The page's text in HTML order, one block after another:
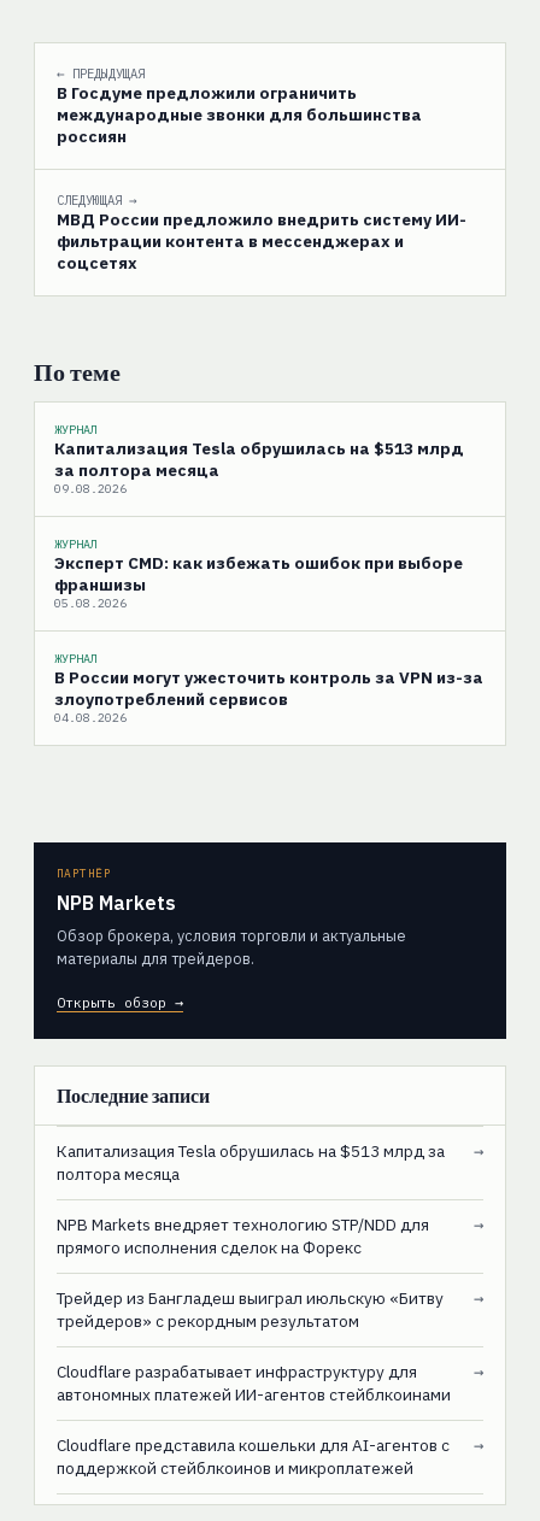
← ПРЕДЫДУЩАЯ
В Госдуме предложили ограничить
международные звонки для большинства
россиян
СЛЕДУЮЩАЯ →
МВД России предложило внедрить систему ИИ-
фильтрации контента в мессенджерах и
соцсетях
По теме
ЖУРНАЛ
Капитализация Tesla обрушилась на $513 млрд
за полтора месяца
09.08.2026
ЖУРНАЛ
Эксперт CMD: как избежать ошибок при выборе
франшизы
05.08.2026
ЖУРНАЛ
В России могут ужесточить контроль за VPN из-за
злоупотреблений сервисов
04.08.2026
ПАРТНЁР
NPB Markets
Обзор брокера, условия торговли и актуальные
материалы для трейдеров.
Открыть обзор →
Последние записи
Капитализация Tesla обрушилась на $513 млрд за
полтора месяца
→
NPB Markets внедряет технологию STP/NDD для
прямого исполнения сделок на Форекс
→
Трейдер из Бангладеш выиграл июльскую «Битву
трейдеров» с рекордным результатом
→
Cloudflare разрабатывает инфраструктуру для
автономных платежей ИИ-агентов стейблкоинами
→
Cloudflare представила кошельки для AI-агентов с
поддержкой стейблкоинов и микроплатежей
→